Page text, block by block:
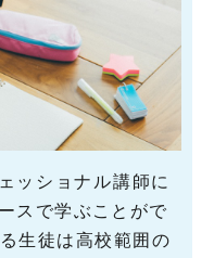
ッショナル講師に
スで学ぶことがで
生徒は高校範囲の